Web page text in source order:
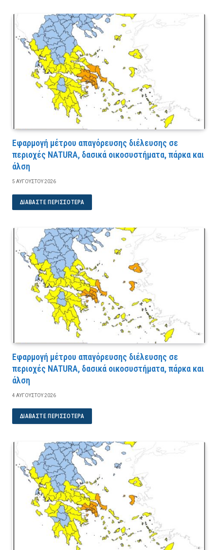
Εφαρμογή μέτρου απαγόρευσης διέλευσης σε
περιοχές NATURA, δασικά οικοσυστήματα, πάρκα και
άλση
5 ΑΥΓΟΎΣΤΟΥ 2026
ΔΙΑΒΆΣΤΕ ΠΕΡΙΣΣΌΤΕΡΑ
Εφαρμογή μέτρου απαγόρευσης διέλευσης σε
περιοχές NATURA, δασικά οικοσυστήματα, πάρκα και
άλση
4 ΑΥΓΟΎΣΤΟΥ 2026
ΔΙΑΒΆΣΤΕ ΠΕΡΙΣΣΌΤΕΡΑ